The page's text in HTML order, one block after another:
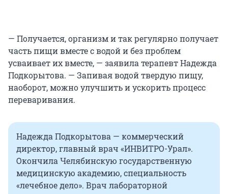
— Получается, организм и так регулярно получает
часть пищи вместе с водой и без проблем
усваивает их вместе, — заявила терапевт Надежда
Подкорытова. — Запивая водой твердую пищу,
наоборот, можно улучшить и ускорить процесс
переваривания.
Надежда Подкорытова — коммерческий
директор, главный врач «ИНВИТРО-Урал».
Окончила Челябинскую государственную
медицинскую академию, специальность
«лечебное дело». Врач лабораторной